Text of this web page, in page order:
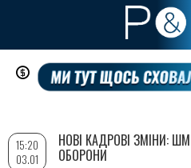
Перейти
до
вмісту
15:20
03.01
НОВІ КАДРОВІ ЗМІНИ:
ОБОРОНИ